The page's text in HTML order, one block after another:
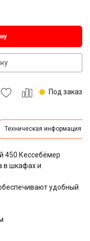
Под заказ
Техническая информация
450 Кессебёмер
в шкафах и
удобный